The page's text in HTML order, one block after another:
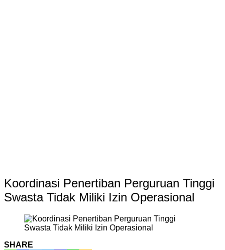
Koordinasi Penertiban Perguruan Tinggi
Swasta Tidak Miliki Izin Operasional
SHARE